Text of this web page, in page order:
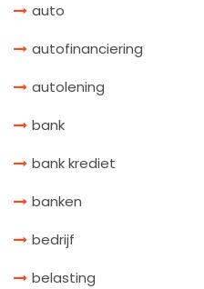
auto
autofinanciering
autolening
bank
bank krediet
banken
bedrijf
belasting